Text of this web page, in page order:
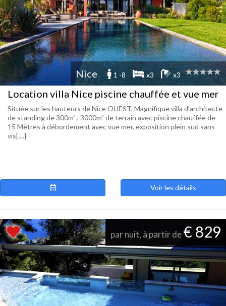
Nice 1 -8 x3 x3
Location villa Nice piscine chauffée et vue mer
Située sur les hauteurs de Nice OUEST, Magnifique villa d’architecte
de standing de 300m² , 3000m² de terrain avec piscine chauffée de
15 Mètres à débordement avec vue mer, exposition plein sud sans
vis[....]
Voir les détails
par nuit, à partir de€ 829